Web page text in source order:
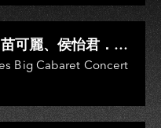
可麗、侯怡君．
田、鳥來嬤-吳
霞、吳淑敏、施文
雯、陳孟賢、黃露
Big Cabaret Concert